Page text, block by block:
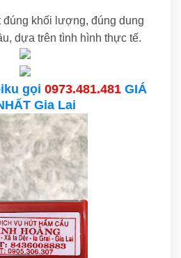
đúng khối lượng, đúng dung
dựa trên tình hình thực tế.
gọi 0973.481.481 GIÁ
Gia Lai